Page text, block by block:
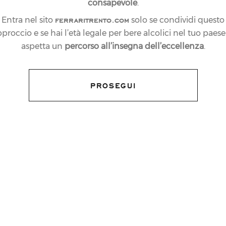
consapevole.
Entra nel sito ferraritrento.com solo se condividi questo
e se hai l’età legale per bere alcolici nel tuo
aspetta un percorso all’insegna dell’eccellenza.
PROSEGUI